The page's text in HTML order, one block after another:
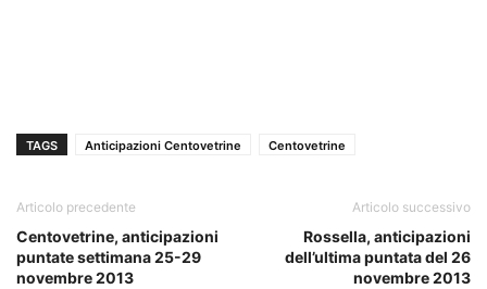
TAGS Anticipazioni Centovetrine Centovetrine
Articolo precedente
Centovetrine, anticipazioni
puntate settimana 25-29
novembre 2013
Articolo successivo
Rossella, anticipazioni
dell’ultima puntata del 26
novembre 2013